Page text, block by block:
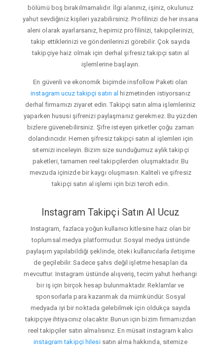
bölümü boş bırakılmamalıdır. İlgi alanınız, işiniz, okulunuz
yahut sevdiğiniz kişileri yazabilirsiniz. Profilinizi de her insana
aleni olarak ayarlarsanız, hepimiz profilinizi, takipçilerinizi,
takip ettiklerinizi ve gönderilerinizi görebilir. Çok sayıda
takipçiye haiz olmak için derhal şifresiz takipçi satın al
işlemlerine başlayın.
En güvenli ve ekonomik biçimde insfollow Paketi olan
instagram ucuz takipçi satın al hizmetinden istiyorsanız
derhal firmamızı ziyaret edin. Takipçi satın alma işlemleriniz
yaparken hususi şifrenizi paylaşmanız gerekmez. Bu yüzden
bizlere güvenebilirsiniz. Şifre isteyen şirketler çoğu zaman
dolandırıcıdır. Hemen şifresiz takipçi satın al işlemleri için
sitemizi inceleyin. Bizim size sunduğumuz aylık takipçi
paketleri, tamamen reel takipçilerden oluşmaktadır. Bu
mevzuda içinizde bir kaygı oluşmasın. Kaliteli ve şifresiz
takipçi satın al işlemi için bizi tercih edin.
Instagram Takipçi Satın Al Ucuz
Instagram, fazlaca yoğun kullanıcı kitlesine haiz olan bir
toplumsal medya platformudur. Sosyal medya üstünde
paylaşım yapılabildiği şeklinde, öteki kullanıcılarla iletişime
de geçilebilir. Sadece şahıs değil işletme hesapları da
mevcuttur. Instagram üstünde alışveriş, tecim yahut herhangi
bir iş için birçok hesap bulunmaktadır. Reklamlar ve
sponsorlarla para kazanmak da mümkündür. Sosyal
medyada iyi bir noktada gelebilmek için oldukça sayıda
takipçiye ihtiyacınız olacaktır. Bunun için bizim firmamızdan
reel takipçiler satın almalısınız. En müsait instagram kalıcı
instagram takipçi hilesisatın alma hakkında, sitemize